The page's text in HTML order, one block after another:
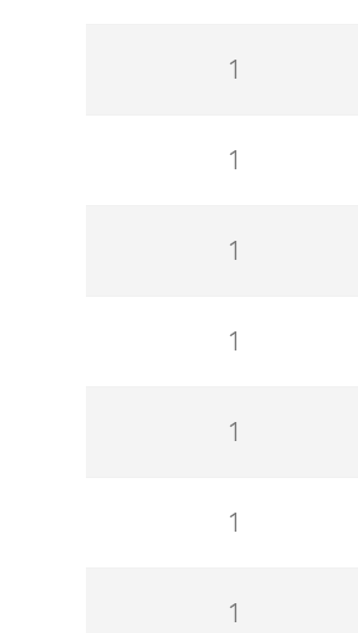
1
1
1
1
1
1
1